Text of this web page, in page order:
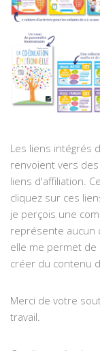
Les liens intégrés
renvoient vers
liens d'affiliation.
cliquez sur ces
je perçois une
représente aucun
elle me permet de
créer du contenu
Merci de votre
travail.